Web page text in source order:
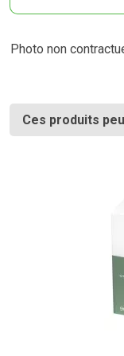
Photo non
Ces produits